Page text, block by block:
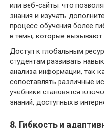
или веб-сайты, что
знания и изучать
процесс обучения более
в темы, которые вызывают
Доступ к глобальным
студентам развивать
анализа информации, так
сопоставлять различные
учебники становятся
знаний, доступных в
8. Гибкость и